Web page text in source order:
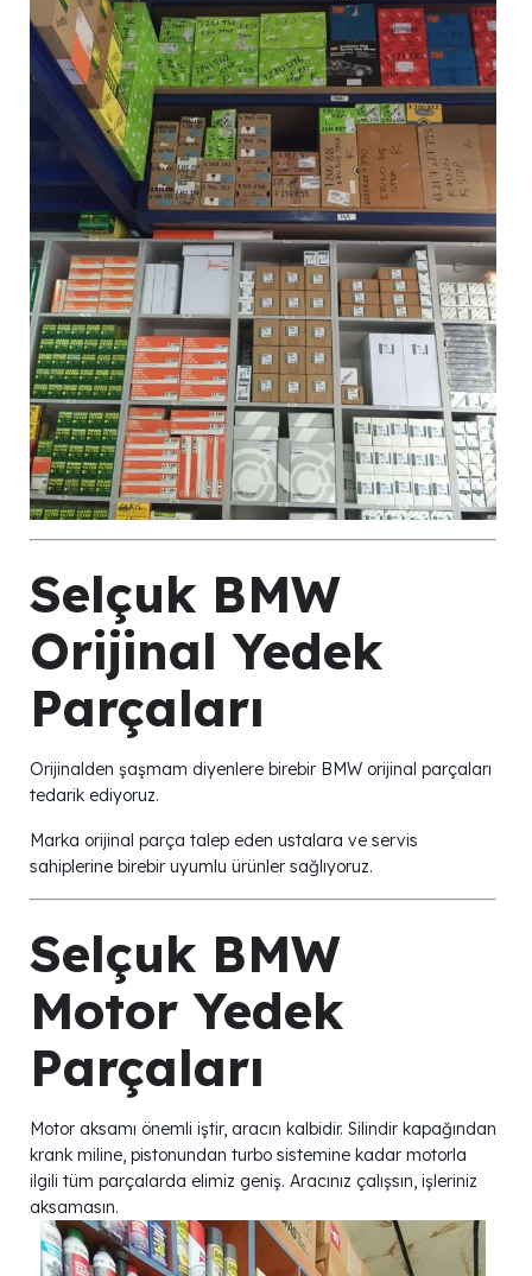
Selçuk BMW
Orijinal Yedek
Parçaları
Orijinalden şaşmam diyenlere birebir BMW orijinal parçaları
tedarik ediyoruz.
Marka orijinal parça talep eden ustalara ve servis
sahiplerine birebir uyumlu ürünler sağlıyoruz.
Selçuk BMW
Motor Yedek
Parçaları
Motor aksamı önemli iştir, aracın kalbidir. Silindir kapağından
krank miline, pistonundan turbo sistemine kadar motorla
ilgili tüm parçalarda elimiz geniş. Aracınız çalışsın, işleriniz
aksamasın.